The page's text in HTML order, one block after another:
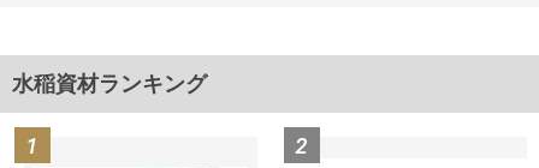
水稲資材ランキング